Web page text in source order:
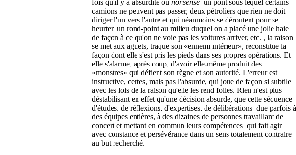
fois qu'il y a absurdité ou nonsense ­ un pont sous lequel certains
camions ne peuvent pas passer, deux pétroliers que rien ne doit
diriger l'un vers l'autre et qui néanmoins se déroutent pour se
heurter, un rond-point au milieu duquel on a placé une jolie haie
de façon à ce qu'on ne voie pas les voitures arriver, etc. ­, la raison
se met aux aguets, traque son «ennemi intérieur», reconstitue la
façon dont elle s'est pris les pieds dans ses propres opérations. Et
elle s'alarme, après coup, d'avoir elle-même produit des
«monstres» qui défient son règne et son autorité. L'erreur est
instructive, certes, mais pas l'absurde, qui joue de façon si subtile
avec les lois de la raison qu'elle les rend folles. Rien n'est plus
déstabilisant en effet qu'une décision absurde, que cette séquence
d'études, de réflexions, d'expertises, de délibérations ­ due parfois à
des équipes entières, à des dizaines de personnes travaillant de
concert et mettant en commun leurs compétences ­ qui fait agir
avec constance et persévérance dans un sens totalement contraire
au but recherché.